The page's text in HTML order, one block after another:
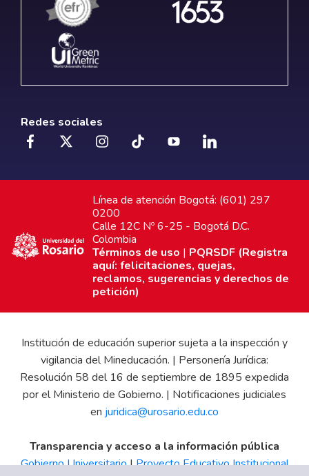
Redes sociales
Línea de atención Bogotá: (601) 297
0200
Calle 12C Nº 6-25 - Bogotá D.C.
Colombia
Términos de uso | PQRSDF (Registra
aquí: felicitaciones, quejas,
reclamos, sugerencias y derechos de
petición)
Institución de educación superior sujeta a la inspección y
vigilancia del Mineducación. | Personería Jurídica:
Resolución 58 del 16 de septiembre de 1895 expedida
por el Ministerio de Gobierno. | Notificaciones judiciales
en juridica@urosario.edu.co
Transparencia y acceso a la información pública
Gobierno Universitario|Proyecto Educativo Institucional